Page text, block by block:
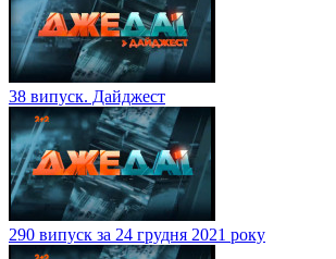
38 випуск. Дайджест
290 випуск за 24 грудня 2021 року